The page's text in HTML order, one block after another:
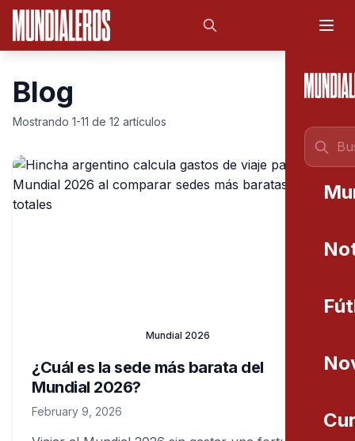
Saltar al contenido principal
Blog
Mostrando 1-11 de 12 artículos
Mundial 2026
¿Cuál es la sede más barata del
Mundial 2026?
February 9, 2026